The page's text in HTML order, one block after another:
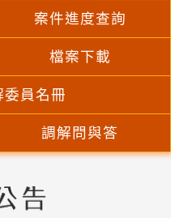
案件進度查詢
檔案下載
員名冊
調解問與答